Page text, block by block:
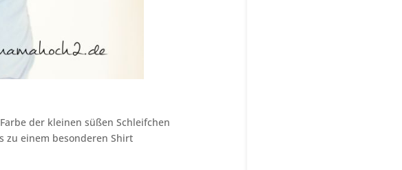
der kleinen süßen Schleifchen
zu einem besonderen Shirt